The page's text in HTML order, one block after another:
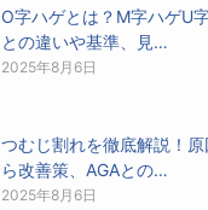
O字ハゲとは？M字ハゲU
との違いや基準、見…
2025年8月6日
つむじ割れを徹底解説！
ら改善策、AGAとの…
2025年8月6日